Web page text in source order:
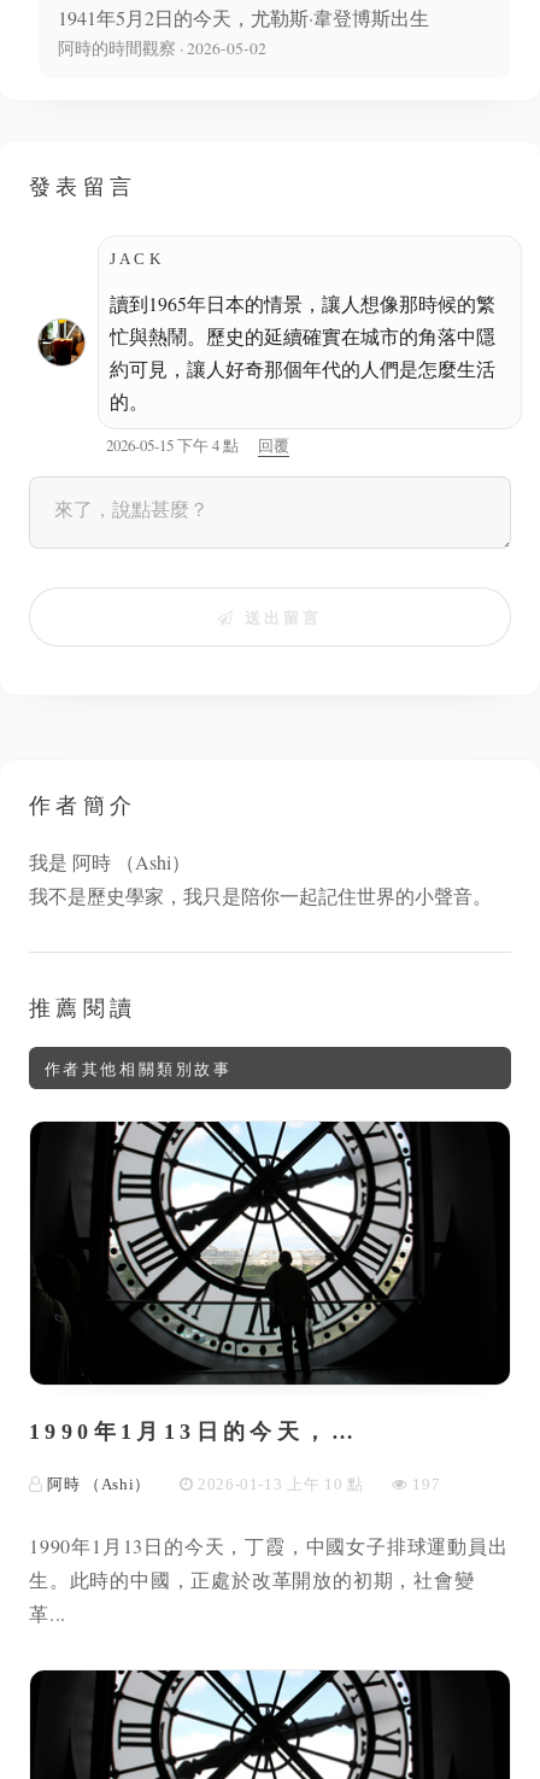
1941年5月2日的今天，尤勒斯·韋登博斯出生
阿時的時間觀察 · 2026-05-02
發表留言
JACK
讀到1965年日本的情景，讓人想像那時候的繁
忙與熱鬧。歷史的延續確實在城市的角落中隱
約可見，讓人好奇那個年代的人們是怎麼生活
的。
2026-05-15 下午 4 點 回覆
送出留言
作者簡介
我是 阿時 （Ashi）
我不是歷史學家，我只是陪你一起記住世界的小聲音。
推薦閱讀
作者其他相關類別故事
1990年1月13日的今天，…
阿時 （Ashi） 2026-01-13 上午 10 點 197
1990年1月13日的今天，丁霞，中國女子排球運動員出
生。此時的中國，正處於改革開放的初期，社會變
革...